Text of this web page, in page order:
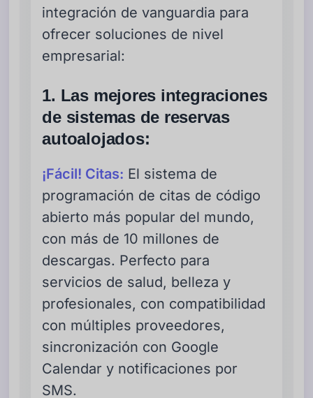
integración de vanguardia para
ofrecer soluciones de nivel
empresarial:
1. Las mejores integraciones
de sistemas de reservas
autoalojados:
¡Fácil! Citas: El sistema de
programación de citas de código
abierto más popular del mundo,
con más de 10 millones de
descargas. Perfecto para
servicios de salud, belleza y
profesionales, con compatibilidad
con múltiples proveedores,
sincronización con Google
Calendar y notificaciones por
SMS.